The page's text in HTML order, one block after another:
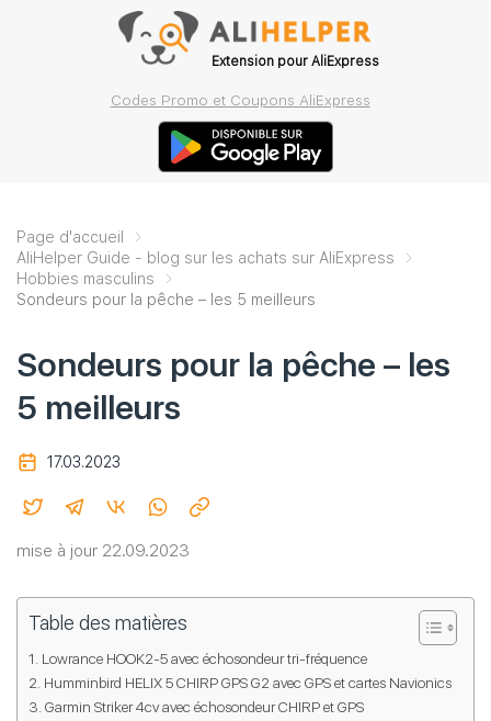
Extension pour AliExpress
Codes Promo et Coupons AliExpress
Page d'accueil
AliHelper Guide - blog sur les achats sur AliExpress
Hobbies masculins
Sondeurs pour la pêche – les 5 meilleurs
Sondeurs pour la pêche – les
5 meilleurs
17.03.2023
mise à jour 22.09.2023
Table des matières
Lowrance HOOK2-5 avec échosondeur tri-fréquence
Humminbird HELIX 5 CHIRP GPS G2 avec GPS et cartes Navionics
Garmin Striker 4cv avec échosondeur CHIRP et GPS